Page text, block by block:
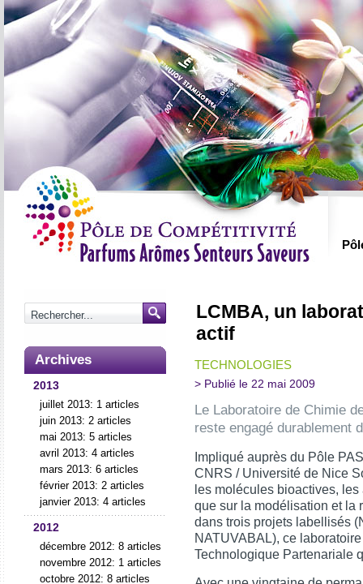
Archives
2013
juillet 2013: 1 articles
juin 2013: 2 articles
mai 2013: 5 articles
avril 2013: 4 articles
mars 2013: 6 articles
février 2013: 2 articles
janvier 2013: 4 articles
2012
décembre 2012: 8 articles
novembre 2012: 1 articles
octobre 2012: 8 articles
LCMBA, un
actif
TECHNOLOGIES
> Publié le 22 mai 2009
Le Laboratoire de Chimie
reste engagé durablement
Impliqué auprès du Pôle
CNRS / Université de Nice
les molécules bioactives,
que sur la modélisation et la
dans trois projets labellisés
NATUVABAL), ce
Technologique Partenariale